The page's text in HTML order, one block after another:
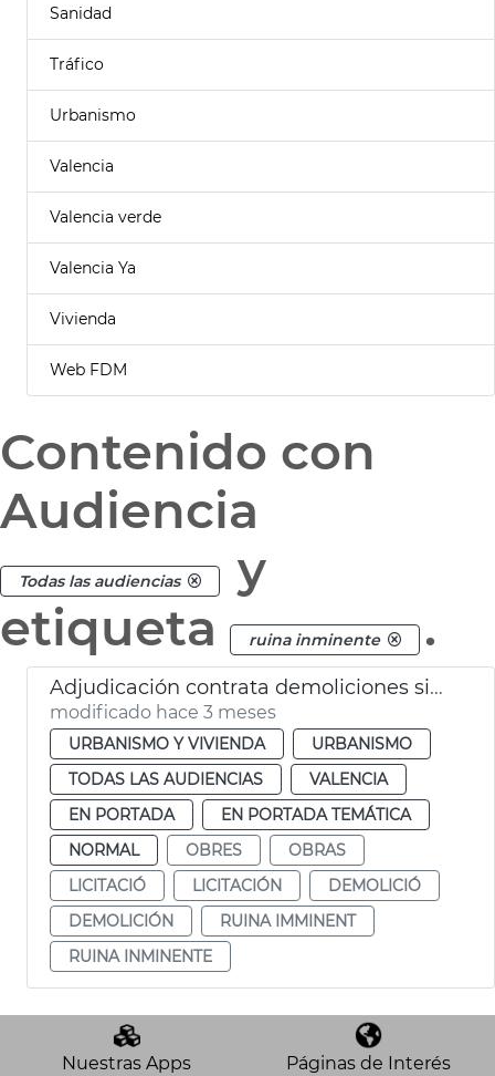
Sanidad
Tráfico
Urbanismo
Valencia
Valencia verde
Valencia Ya
Vivienda
Web FDM
Contenido con
Audiencia
Todas las audiencias
y
etiqueta
ruina inminente .
Adjudicación contrata demoliciones situaciones ruina inminente València
modificado hace 3 meses
URBANISMO Y VIVIENDA
URBANISMO
TODAS LAS AUDIENCIAS
VALENCIA
EN PORTADA
EN PORTADA TEMÁTICA
NORMAL
OBRES
OBRAS
LICITACIÓ
LICITACIÓN
DEMOLICIÓ
DEMOLICIÓN
RUINA IMMINENT
RUINA INMINENTE
Nuestras Apps Páginas de Interés